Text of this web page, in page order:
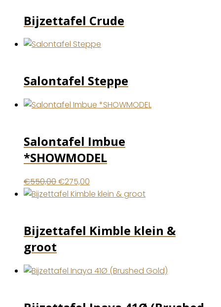
Bijzettafel Crude
Salontafel Steppe
Salontafel Imbue
*SHOWMODEL
€550,00Oorspronkelijke
prijs
€275,00
prijs
Bijzettafel Kimble klein &
groot